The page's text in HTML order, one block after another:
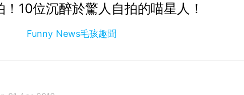
！10位沉醉於驚人自拍的喵星人！
Funny News毛孩趣聞